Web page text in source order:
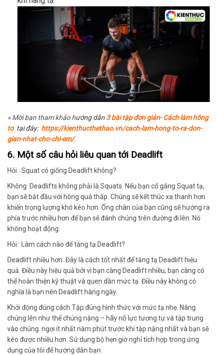
» Mời bạn tham khảo hướng dẫn 3 bài tập đơn giản-Cách làm hông
to tại đây: https://kienthucthethao.vn/cach-lam-hong-to-ra-don-
gian-nhat-cho-chi-em/
6. Một số câu hỏi liêu quan tới Deadlift
Hỏi : Squat có giống Deadlift không?
Không. Deadlifts không phải là Squats. Nếu bạn cố gắng Squat tạ,
bạn sẽ bắt đầu với hông quá thấp. Chúng sẽ kết thúc xa thanh hơn
khiến trọng lượng khó kéo hơn. Ống chân của bạn cũng sẽ hướng ra
phía trước nhiều hơn để bạn sẽ đánh chúng trên đường đi lên. Nó
không hoạt động.
Hỏi : Làm cách nào để tăng tạ Deadlift?
Deadlift nhiều hơn. Đây là cách tốt nhất để tăng tạ Deadlift hiệu
quả. Điều này hiệu quả bởi vì bạn càng Deadlift nhiều, bạn càng có
thể hoàn thiện kỹ thuật và quen dần mức tạ. Điều này không có
nghĩa là bạn nên Deadlift hàng ngày.
Khởi động đúng cách.Tập đúng hình thức với mức tạ nhẹ. Nâng
chúng lên như thể chúng nặng – hãy nỗ lực tương tự và tập trung
vào chúng. ngơi ít nhất năm phút trước khi tập nặng nhất và bạn sẽ
kéo được nhiều hơn. Sử dụng bộ hẹn giờ nghỉ tích hợp trong ứng
dụng của tôi để hướng dẫn bạn.